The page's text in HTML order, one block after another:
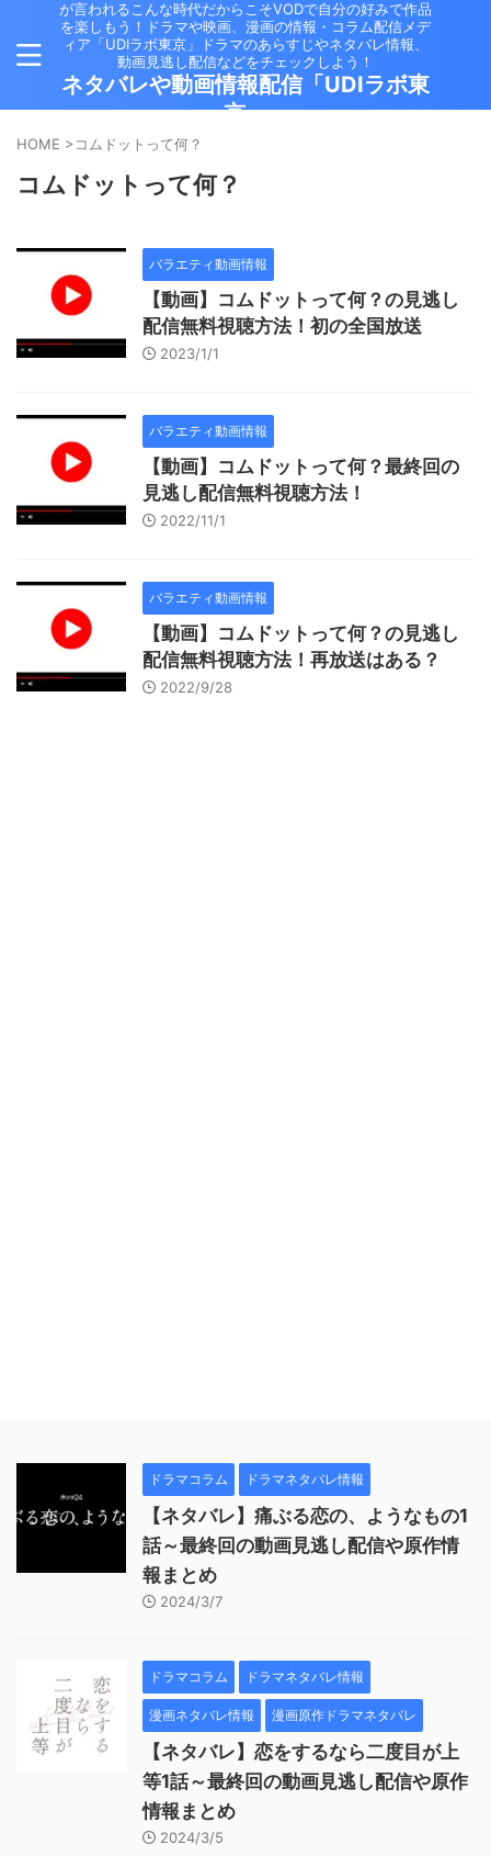
が言われるこんな時代だからこそVODで自分の好みで作品
を楽しもう！ドラマや映画、漫画の情報・コラム配信メデ
ィア「UDIラボ東京」ドラマのあらすじやネタバレ情報、
動画見逃し配信などをチェックしよう！
ネタバレや動画情報配信「UDIラボ東
京」
HOME >コムドットって何？
コムドットって何？
バラエティ動画情報
【動画】コムドットって何？の見逃し
配信無料視聴方法！初の全国放送
2023/1/1
バラエティ動画情報
【動画】コムドットって何？最終回の
見逃し配信無料視聴方法！
2022/11/1
バラエティ動画情報
【動画】コムドットって何？の見逃し
配信無料視聴方法！再放送はある？
2022/9/28
ドラマコラム ドラマネタバレ情報
【ネタバレ】痛ぶる恋の、ようなもの1
話～最終回の動画見逃し配信や原作情
報まとめ
2024/3/7
ドラマコラム ドラマネタバレ情報
漫画ネタバレ情報 漫画原作ドラマネタバレ
【ネタバレ】恋をするなら二度目が上
等1話～最終回の動画見逃し配信や原作
情報まとめ
2024/3/5